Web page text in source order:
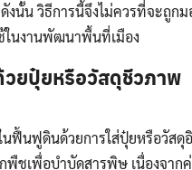
งนั้น วิธีการนี้จึงไม่ควรที่จะถูก
ในงานพัฒนาพื้นที่เมือง
ยปุ๋ยหรือวัสดุชีวภาพ
นฟื้นฟูดินด้วยการใส่ปุ๋ยหรือวัสดุ
พืชเพื่อบำบัดสารพิษ เนื่องจากค่